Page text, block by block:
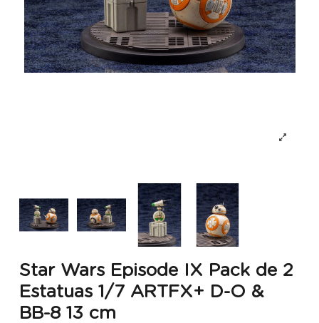
Star Wars Episode IX Pack de 2
Estatuas 1/7 ARTFX+ D-O &
BB-8 13 cm